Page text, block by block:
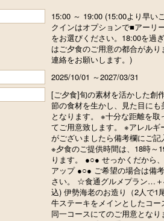
15:00 ～ 19:00 (15:00より早い
クインはオプションで■アーリ
をお選びください。18:00を過
はご夕食のご用意の都合があ
連絡をお願いします。)
2025/10/01 ～2027/03/31
[ご夕食]旬の素材を活かした創
節の食材を生かし、見た目に
となります。 ※十分な距離を取
てご用意致します。 ※アレルギ
がございましたら備考欄にご
※夕食のご提供時間は、18時～
ります。 ●○● せっかくだから
アップ ●○● ご希望の場合は備
さい。 ☆食通グルメプラン…
込) 伊勢海老のお造り（2人で1
牛ステーキをメインとしたコ
同一コースにてのご用意とな